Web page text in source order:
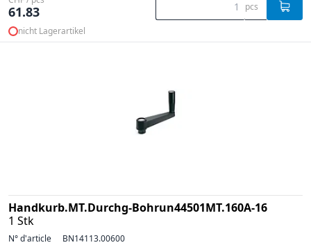
61.83 pcs
nicht Lagerartikel
Handkurb.MT.Durchg-Bohrun44501MT.160A-16
1 Stk
N° d'article BN14113.00600